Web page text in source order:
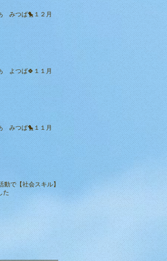
みつば🐤１２月
よつば🍀１１月
みつば🐤１１月
動で【社会スキル】
た